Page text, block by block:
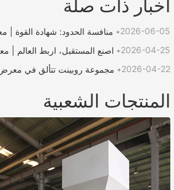
ذات صلة
2026-06-
2026-04-
2026-04-
الشعبية